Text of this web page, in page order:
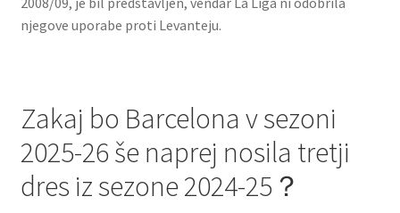
njegove uporabe proti Levanteju.
Zakaj bo Barcelona v sezoni
2025-26 še naprej nosila tretji
dres iz sezone 2024-25？